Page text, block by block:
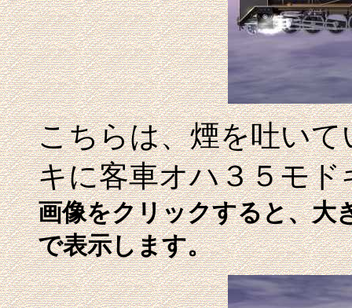
こちらは、煙を吐い
キに客車オハ３５モ
画像をクリックすると、大
で表示します。